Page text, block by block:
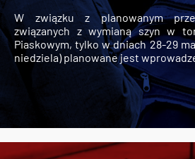
W związku z planowanym
związanych z wymianą szyn w
Piaskowym, tylko w dniach 28-29
niedziela) planowane jest